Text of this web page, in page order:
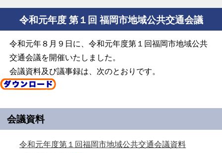
令和元年度 第１回 福岡市地域公共交通会議
令和元年８月９日に、令和元年度第１回福岡市地域公共
交通会議を開催いたしました。
会議資料及び議事録は、次のとおりです。
会議資料
令和元年度第１回福岡市地域公共交通会議資料